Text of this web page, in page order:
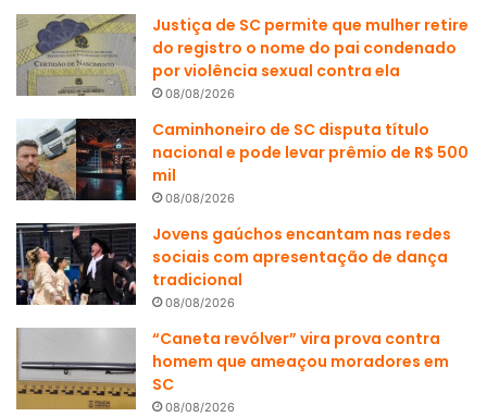
Justiça de SC permite que mulher retire
do registro o nome do pai condenado
por violência sexual contra ela
08/08/2026
Caminhoneiro de SC disputa título
nacional e pode levar prêmio de R$ 500
mil
08/08/2026
Jovens gaúchos encantam nas redes
sociais com apresentação de dança
tradicional
08/08/2026
“Caneta revólver” vira prova contra
homem que ameaçou moradores em
SC
08/08/2026